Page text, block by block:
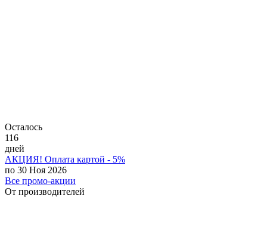
Осталось
116
дней
АКЦИЯ! Оплата картой - 5%
по 30 Ноя 2026
Все промо-акции
От производителей